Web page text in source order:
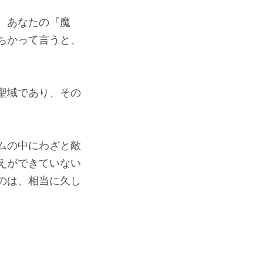
あなたの『魔
って言うと、
域であり、その
の中にわざと敵
ができていない
は、相当に久し